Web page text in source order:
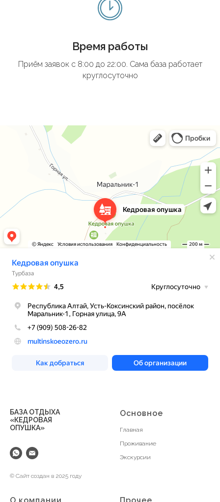
Время работы
Приём заявок с 8:00 до 22:00. Сама база работает
круглосуточно
Кедровая опушка
Турбаза в Республике Алтай
БАЗА ОТДЫХА
«КЕДРОВАЯ
ОПУШКА»
© Сайт создан в 2025 году
Основное
Главная
Проживание
Экскурсии